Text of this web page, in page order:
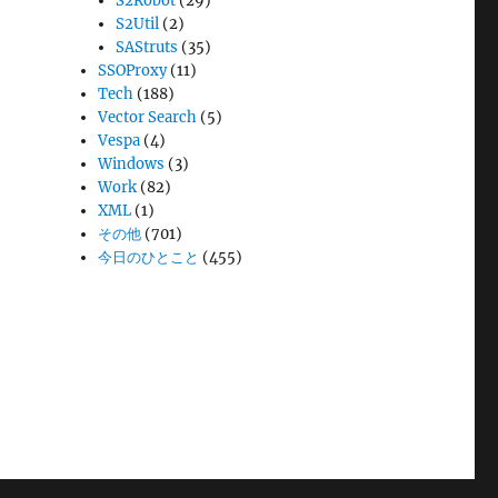
S2Util (2)
SAStruts (35)
SSOProxy(11)
Tech (188)
Vector Search (5)
Vespa (4)
Windows (3)
Work (82)
XML (1)
その他 (701)
今日のひとこと (455)